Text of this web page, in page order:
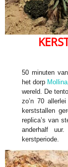
50 minuten
het dorp Mollina
wereld. De
zo’n 70
kerststallen
replica’s van
anderhalf
kerstperiode.